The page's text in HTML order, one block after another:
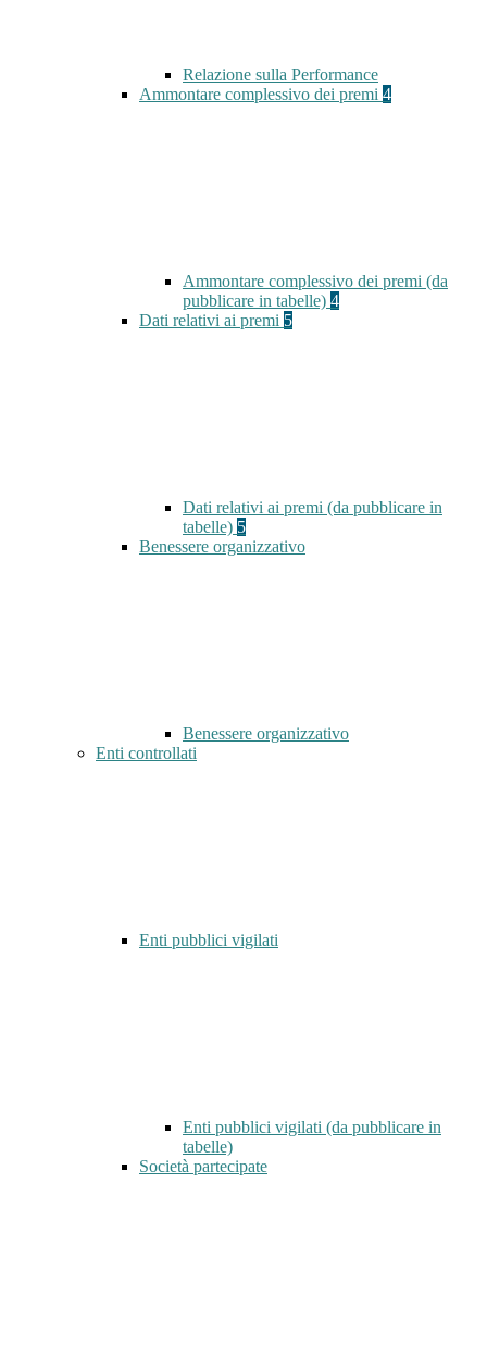
Relazione sulla Performance
Ammontare complessivo dei premi 4
Ammontare complessivo dei premi (da
pubblicare in tabelle) 4
Dati relativi ai premi 5
Dati relativi ai premi (da pubblicare in
tabelle) 5
Benessere organizzativo
Benessere organizzativo
Enti controllati
Enti pubblici vigilati
Enti pubblici vigilati (da pubblicare in
tabelle)
Società partecipate